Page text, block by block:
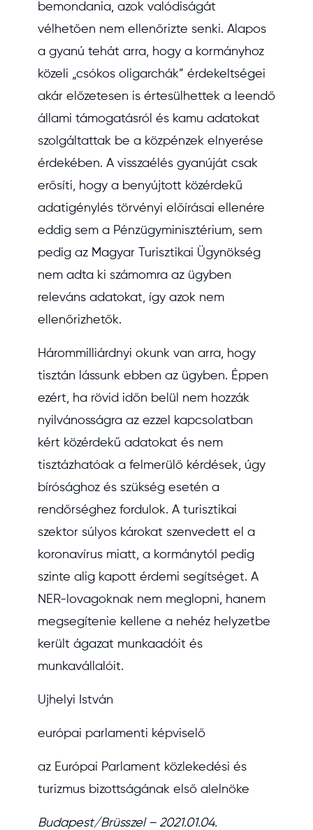
bemondania, azok valódiságát
vélhetően nem ellenőrizte senki. Alapos
a gyanú tehát arra, hogy a kormányhoz
közeli „csókos oligarchák” érdekeltségei
akár előzetesen is értesülhettek a leendő
állami támogatásról és kamu adatokat
szolgáltattak be a közpénzek elnyerése
érdekében. A visszaélés gyanúját csak
erősíti, hogy a benyújtott közérdekű
adatigénylés törvényi előírásai ellenére
eddig sem a Pénzügyminisztérium, sem
pedig az Magyar Turisztikai Ügynökség
nem adta ki számomra az ügyben
releváns adatokat, így azok nem
ellenőrizhetők.
Hárommilliárdnyi okunk van arra, hogy
tisztán lássunk ebben az ügyben. Éppen
ezért, ha rövid időn belül nem hozzák
nyilvánosságra az ezzel kapcsolatban
kért közérdekű adatokat és nem
tisztázhatóak a felmerülő kérdések, úgy
bírósághoz és szükség esetén a
rendőrséghez fordulok. A turisztikai
szektor súlyos károkat szenvedett el a
koronavírus miatt, a kormánytól pedig
szinte alig kapott érdemi segítséget. A
NER-lovagoknak nem meglopni, hanem
megsegítenie kellene a nehéz helyzetbe
került ágazat munkaadóit és
munkavállalóit.
Ujhelyi István
európai parlamenti képviselő
az Európai Parlament közlekedési és
turizmus bizottságának első alelnöke
Budapest/Brüsszel – 2021.01.04.